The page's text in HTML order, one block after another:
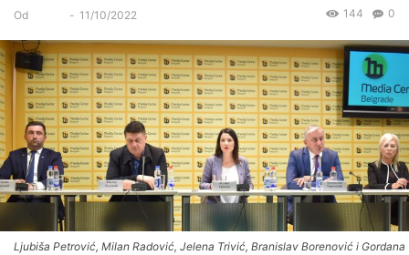
Od - 11/10/2022 0
144
Ljubiša Petrović, Milan Radović, Jelena Trivić, Branislav Borenović i Gordana